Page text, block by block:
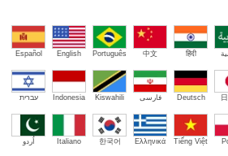
Español English Português 中文 हिंदी
עברית Indonesia Kiswahili فارسی Deutsch
اُردو Italiano 한국어 Ελληνικά Tiếng Việt